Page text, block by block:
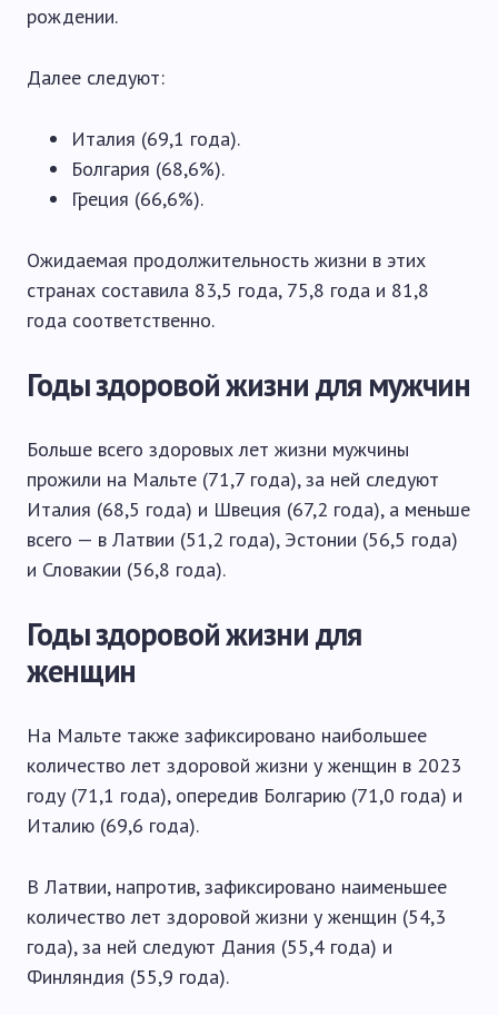
рождении.
Далее следуют:
Италия (69,1 года).
Болгария (68,6%).
Греция (66,6%).
Ожидаемая продолжительность жизни в этих
странах составила 83,5 года, 75,8 года и 81,8
года соответственно.
Годы здоровой жизни для мужчин
Больше всего здоровых лет жизни мужчины
прожили на Мальте (71,7 года), за ней следуют
Италия (68,5 года) и Швеция (67,2 года), а меньше
всего — в Латвии (51,2 года), Эстонии (56,5 года)
и Словакии (56,8 года).
Годы здоровой жизни для
женщин
На Мальте также зафиксировано наибольшее
количество лет здоровой жизни у женщин в 2023
году (71,1 года), опередив Болгарию (71,0 года) и
Италию (69,6 года).
В Латвии, напротив, зафиксировано наименьшее
количество лет здоровой жизни у женщин (54,3
года), за ней следуют Дания (55,4 года) и
Финляндия (55,9 года).